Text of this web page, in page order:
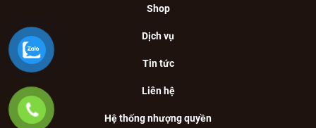
Shop
Dịch vụ
Tin tức
Liên hệ
Hệ thống nhượng quyền